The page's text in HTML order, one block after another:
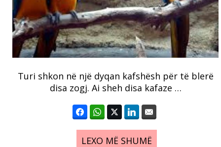
Turi shkon në një dyqan kafshësh për të blerë
disa zogj. Ai sheh disa kafaze …
LEXO MË SHUMË